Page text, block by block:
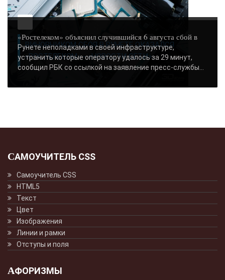
ВИНОВНИКОМ СБОЯ В РУНЕТЕ ОКАЗАЛСЯ
«РОСТЕЛЕКОМ» - «НОВОСТИ СЕТИ»..
«Ростелеком» объяснил случившийся 6 августа сбой в
Рунете неполадками в своей инфраструктуре,
устранить которые оператору удалось за 29 минут,
сообщил РБК со ссылкой на заявление пресс-службы...
САМОУЧИТЕЛЬ CSS
Самоучитель CSS
HTML5
Текст
Цвет
Изображения
Линии и рамки
Отступы и поля
АФОРИЗМЫ